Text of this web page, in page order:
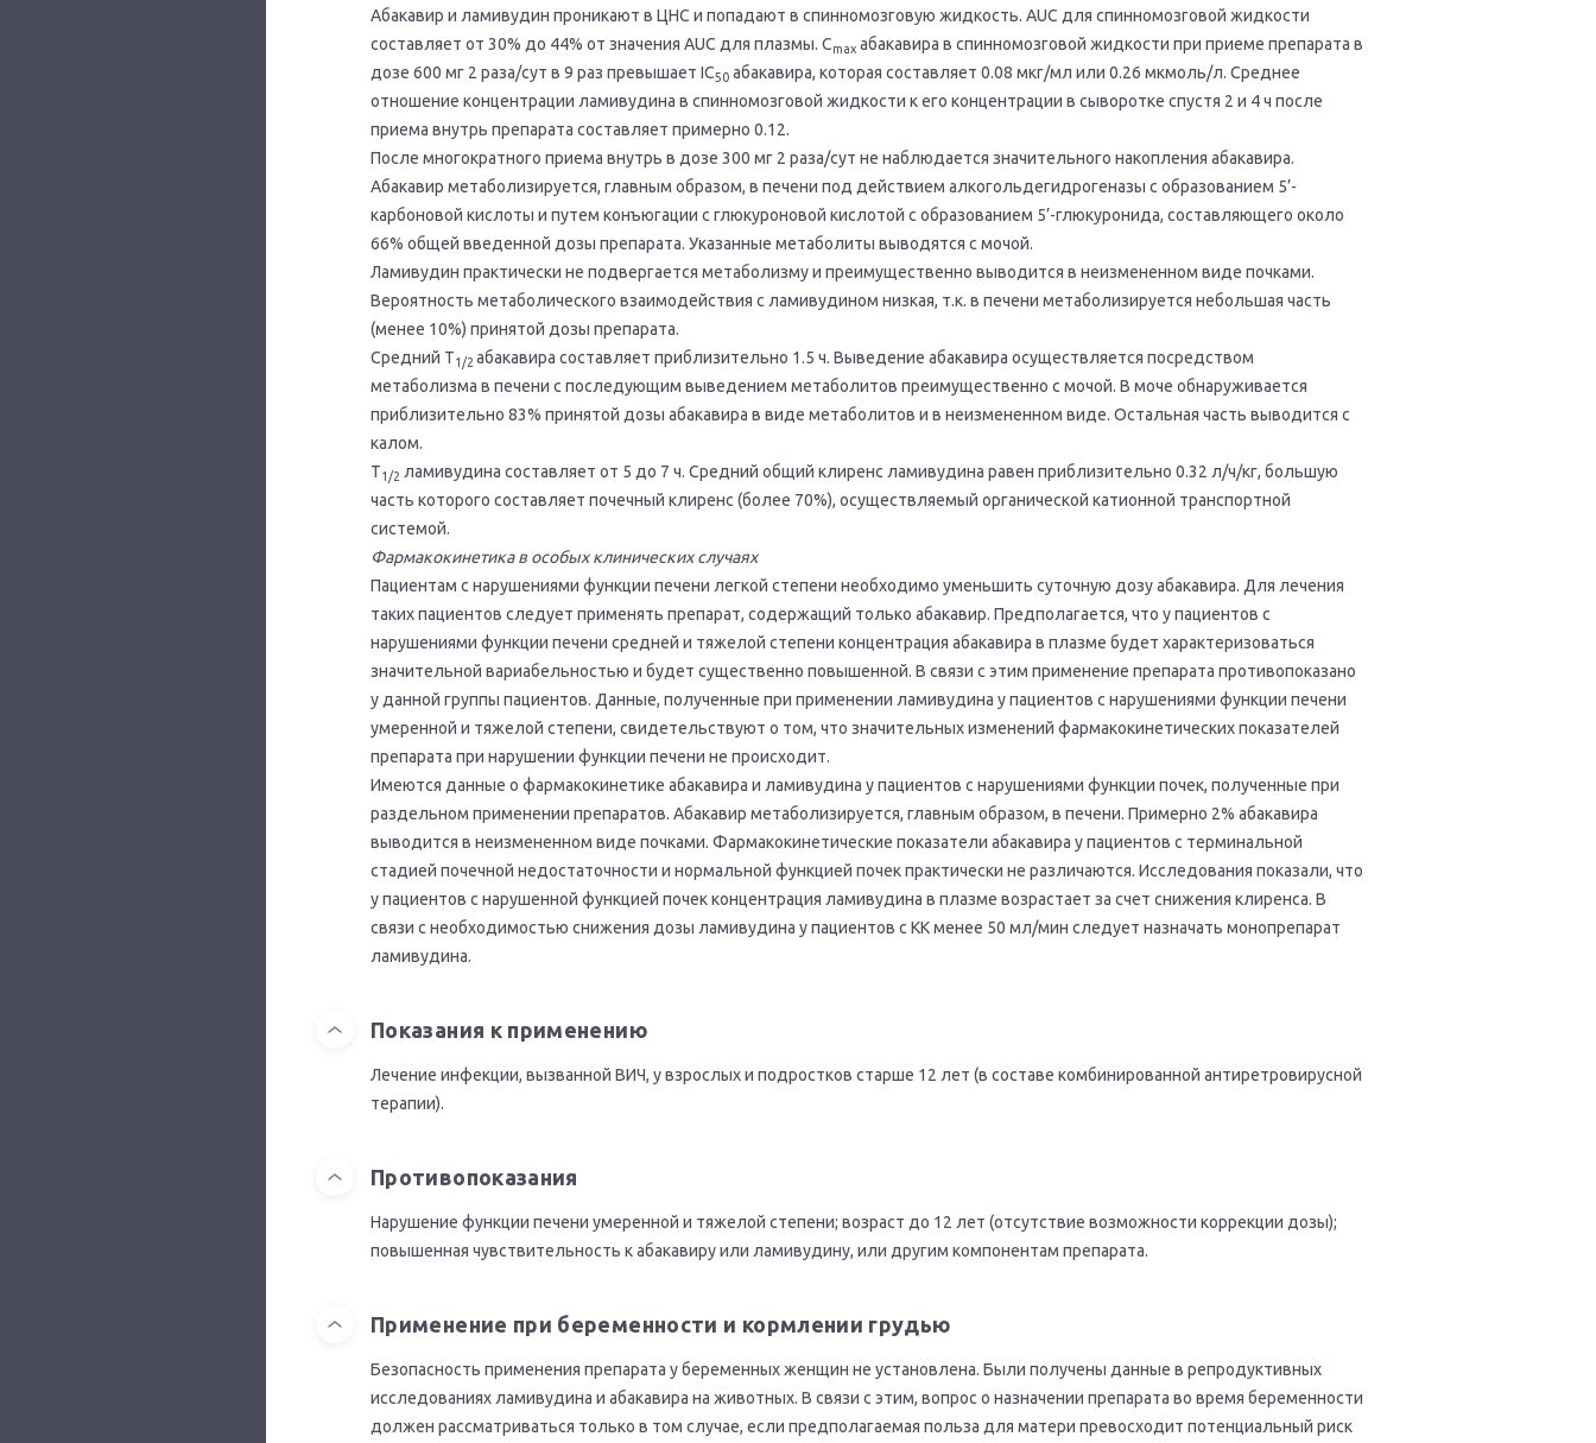
Абакавир и ламивудин проникают в ЦНС и попадают в спинномозговую жидкость. АUС для спинномозговой жидкости
составляет от 30% до 44% от значения AUC для плазмы. Cmax абакавира в спинномозговой жидкости при приеме препарата в
дозе 600 мг 2 раза/сут в 9 раз превышает IC50 абакавира, которая составляет 0.08 мкг/мл или 0.26 мкмоль/л. Среднее
отношение концентрации ламивудина в спинномозговой жидкости к его концентрации в сыворотке спустя 2 и 4 ч после
приема внутрь препарата составляет примерно 0.12.
После многократного приема внутрь в дозе 300 мг 2 раза/сут не наблюдается значительного накопления абакавира.
Абакавир метаболизируется, главным образом, в печени под действием алкогольдегидрогеназы с образованием 5’-
карбоновой кислоты и путем конъюгации с глюкуроновой кислотой с образованием 5’-глюкуронида, составляющего около
66% общей введенной дозы препарата. Указанные метаболиты выводятся с мочой.
Ламивудин практически не подвергается метаболизму и преимущественно выводится в неизмененном виде почками.
Вероятность метаболического взаимодействия с ламивудином низкая, т.к. в печени метаболизируется небольшая часть
(менее 10%) принятой дозы препарата.
Средний T1/2 абакавира составляет приблизительно 1.5 ч. Выведение абакавира осуществляется посредством
метаболизма в печени с последующим выведением метаболитов преимущественно с мочой. В моче обнаруживается
приблизительно 83% принятой дозы абакавира в виде метаболитов и в неизмененном виде. Остальная часть выводится с
калом.
T1/2 ламивудина составляет от 5 до 7 ч. Средний общий клиренс ламивудина равен приблизительно 0.32 л/ч/кг, большую
часть которого составляет почечный клиренс (более 70%), осуществляемый органической катионной транспортной
системой.
Фармакокинетика в особых клинических случаях
Пациентам с нарушениями функции печени легкой степени необходимо уменьшить суточную дозу абакавира. Для лечения
таких пациентов следует применять препарат, содержащий только абакавир. Предполагается, что у пациентов с
нарушениями функции печени средней и тяжелой степени концентрация абакавира в плазме будет характеризоваться
значительной вариабельностью и будет существенно повышенной. В связи с этим применение препарата противопоказано
у данной группы пациентов. Данные, полученные при применении ламивудина у пациентов с нарушениями функции печени
умеренной и тяжелой степени, свидетельствуют о том, что значительных изменений фармакокинетических показателей
препарата при нарушении функции печени не происходит.
Имеются данные о фармакокинетике абакавира и ламивудина у пациентов с нарушениями функции почек, полученные при
раздельном применении препаратов. Абакавир метаболизируется, главным образом, в печени. Примерно 2% абакавира
выводится в неизмененном виде почками. Фармакокинетические показатели абакавира у пациентов с терминальной
стадией почечной недостаточности и нормальной функцией почек практически не различаются. Исследования показали, что
у пациентов с нарушенной функцией почек концентрация ламивудина в плазме возрастает за счет снижения клиренса. В
связи с необходимостью снижения дозы ламивудина у пациентов с КК менее 50 мл/мин следует назначать монопрепарат
ламивудина.
Показания к применению
Лечение инфекции, вызванной ВИЧ, у взрослых и подростков старше 12 лет (в составе комбинированной антиретровирусной
терапии).
Противопоказания
Нарушение функции печени умеренной и тяжелой степени; возраст до 12 лет (отсутствие возможности коррекции дозы);
повышенная чувствительность к абакавиру или ламивудину, или другим компонентам препарата.
Применение при беременности и кормлении грудью
Безопасность применения препарата у беременных женщин не установлена. Были получены данные в репродуктивных
исследованиях ламивудина и абакавира на животных. В связи с этим, вопрос о назначении препарата во время беременности
должен рассматриваться только в том случае, если предполагаемая польза для матери превосходит потенциальный риск